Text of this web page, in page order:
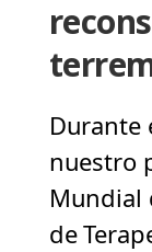
Durante
nuestro
Mundial
de